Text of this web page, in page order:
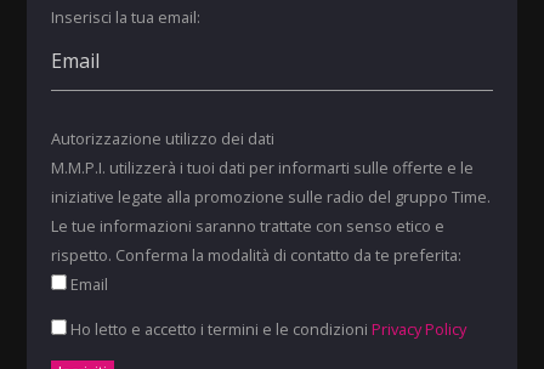
Inserisci la tua email:
Autorizzazione utilizzo dei dati
M.M.P.I. utilizzerà i tuoi dati per informarti sulle offerte e le
iniziative legate alla promozione sulle radio del gruppo Time.
Le tue informazioni saranno trattate con senso etico e
rispetto. Conferma la modalità di contatto da te preferita:
Email
Ho letto e accetto i termini e le condizioni Privacy Policy